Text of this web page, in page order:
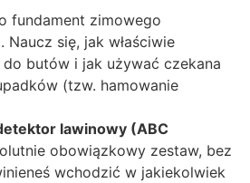
fundament zimowego
Naucz się, jak właściwie
butów i jak używać czekana
(tzw. hamowanie
lawinowy (ABC
obowiązkowy zestaw, bez
wchodzić w jakiekolwiek